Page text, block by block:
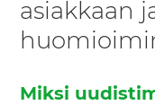
asiakkaan
Miksi